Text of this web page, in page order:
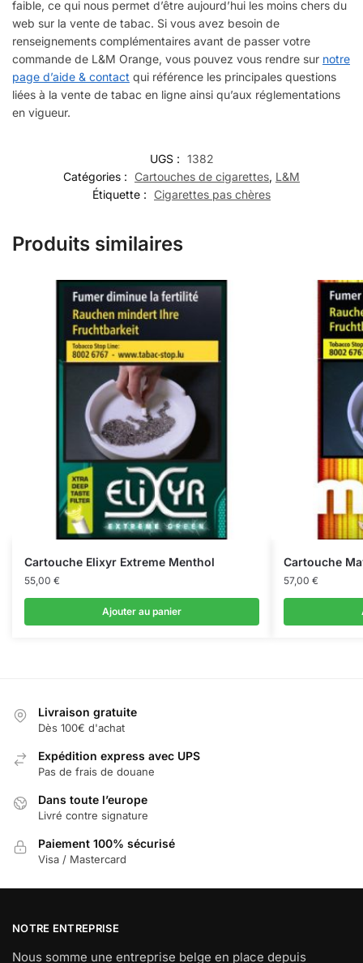
faible, ce qui nous permet d’être aujourd’hui les moins chers du
web sur la vente de tabac. Si vous avez besoin de
renseignements complémentaires avant de passer votre
commande de L&M Orange, vous pouvez vous rendre sur notre
page d’aide & contact qui référence les principales questions
liées à la vente de tabac en ligne ainsi qu’aux réglementations
en vigueur.
UGS : 1382
Catégories :
Cartouches de cigarettes, L&M
Étiquette :
Cigarettes pas chères
Produits similaires
Cartouche Elixyr Extreme Menthol
55,00 €
Ajouter au panier
Cartouche
57,00 €
Livraison gratuite
Dès 100€ d'achat
Expédition express avec UPS
Pas de frais de douane
Dans toute l’europe
Livré contre signature
Paiement 100% sécurisé
Visa / Mastercard
NOTRE ENTREPRISE
Nous somme une entreprise belge en place depuis